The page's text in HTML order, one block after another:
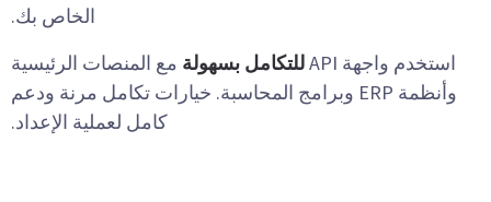
الخاص بك.
استخدم واجهة API
للتكامل بسهولةمع المنصات الرئيسية
وأنظمة ERP وبرامج المحاسبة. خيارات تكامل مرنة ودعم
كامل لعملية الإعداد.